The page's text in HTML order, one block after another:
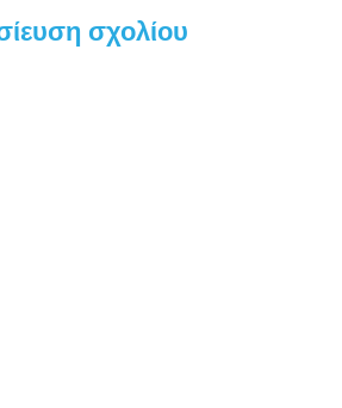
σχολίου